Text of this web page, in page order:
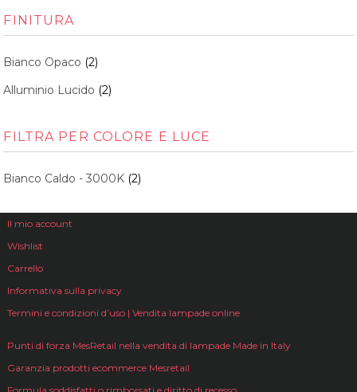
FINITURA
Bianco Opaco (2)
Alluminio Lucido (2)
FILTRA PER COLORE E LUCE
Bianco Caldo - 3000K (2)
Il mio account
Wishlist
Carrello
Informativa sulla privacy
Termini e condizioni d’uso | Vendita lampade online
Punti di forza MesRetail nella vendita di lampade Made in Italy
Garanzia prodotti ecommerce Mesretail